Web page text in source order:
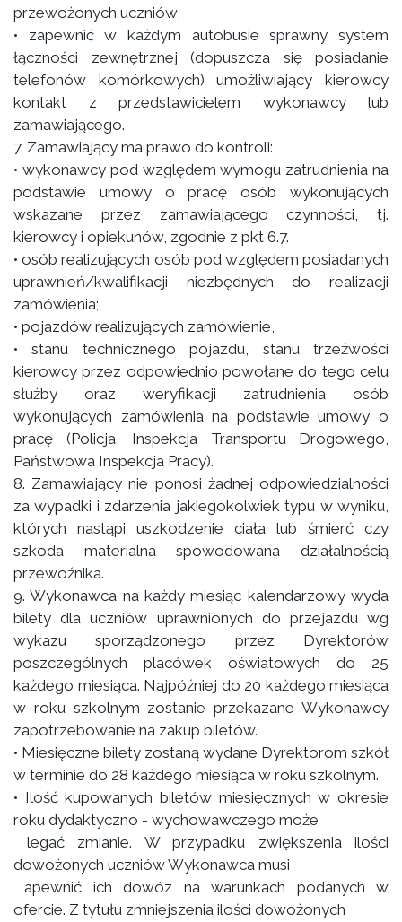
przewożonych uczniów,
• zapewnić w każdym autobusie sprawny system
łączności zewnętrznej (dopuszcza się posiadanie
telefonów komórkowych) umożliwiający kierowcy
kontakt z przedstawicielem wykonawcy lub
zamawiającego.
7. Zamawiający ma prawo do kontroli:
• wykonawcy pod względem wymogu zatrudnienia na
podstawie umowy o pracę osób wykonujących
wskazane przez zamawiającego czynności, tj.
kierowcy i opiekunów, zgodnie z pkt 6.7.
• osób realizujących osób pod względem posiadanych
uprawnień/kwalifikacji niezbędnych do realizacji
zamówienia;
• pojazdów realizujących zamówienie,
• stanu technicznego pojazdu, stanu trzeźwości
kierowcy przez odpowiednio powołane do tego celu
służby oraz weryfikacji zatrudnienia osób
wykonujących zamówienia na podstawie umowy o
pracę (Policja, Inspekcja Transportu Drogowego,
Państwowa Inspekcja Pracy).
8. Zamawiający nie ponosi żadnej odpowiedzialności
za wypadki i zdarzenia jakiegokolwiek typu w wyniku,
których nastąpi uszkodzenie ciała lub śmierć czy
szkoda materialna spowodowana działalnością
przewoźnika.
9. Wykonawca na każdy miesiąc kalendarzowy wyda
bilety dla uczniów uprawnionych do przejazdu wg
wykazu sporządzonego przez Dyrektorów
poszczególnych placówek oświatowych do 25
każdego miesiąca. Najpóźniej do 20 każdego miesiąca
w roku szkolnym zostanie przekazane Wykonawcy
zapotrzebowanie na zakup biletów.
• Miesięczne bilety zostaną wydane Dyrektorom szkół
w terminie do 28 każdego miesiąca w roku szkolnym.
• Ilość kupowanych biletów miesięcznych w okresie
roku dydaktyczno - wychowawczego może
legać zmianie. W przypadku zwiększenia ilości
dowożonych uczniów Wykonawca musi
apewnić ich dowóz na warunkach podanych w
ofercie. Z tytułu zmniejszenia ilości dowożonych